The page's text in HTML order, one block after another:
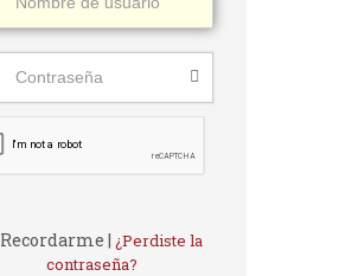
Recordarme | ¿Perdiste la
contraseña?